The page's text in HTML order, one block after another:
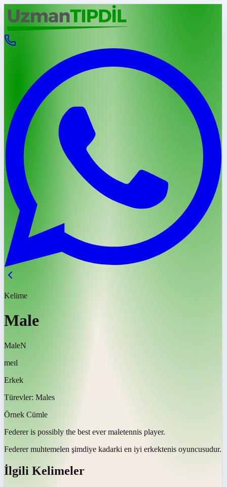
Kelime
Male
MaleN
meɪl
Erkek
Türevler: Males
Örnek Cümle
Federer is possibly the best ever maletennis player.
Federer muhtemelen şimdiye kadarki en iyi erkektenis oyuncusudur.
İlgili Kelimeler